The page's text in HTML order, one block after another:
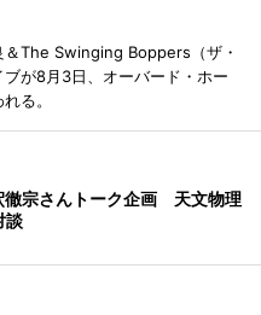
＆The Swinging Boppers（ザ・
が8月3日、オーバード・ホー
る。
徹宗さんトーク企画 天文物理
談